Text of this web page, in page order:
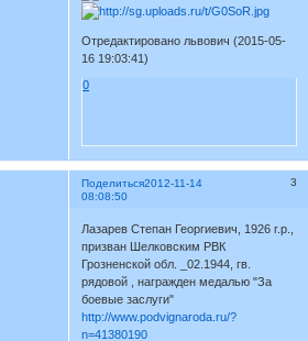
Отредактировано львович (2015-05-
16 19:03:41)
0
Поделиться 3
2012-11-14
08:08:50
Лазарев Степан Георгиевич, 1926 г.р.,
призван Шелковским РВК
Грозненской обл. _02.1944, гв.
рядовой , награжден медалью "За
боевые заслуги"
http://www.podvignaroda.ru/?
n=41380190